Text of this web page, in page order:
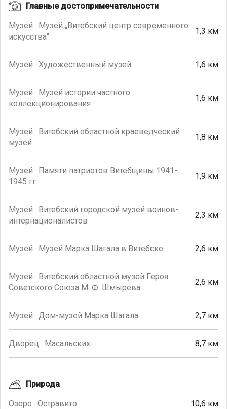
Главные достопримечательности
Музей · Музей „Витебский центр современного
искусства“
1,3 км
Музей · Художественный музей 1,6 км
Музей · Музей истории частного
коллекционирования
1,6 км
Музей · Витебский областной краеведческий
музей
1,8 км
Музей · Памяти патриотов Витебщины 1941-
1945 гг.
1,9 км
Музей · Витебский городской музей воинов-
интернационалистов
2,3 км
Музей · Музей Марка Шагала в Витебске 2,6 км
Музей · Витебский областной музей Героя
Советского Союза М. Ф. Шмырёва
2,6 км
Музей · Дом-музей Марка Шагала 2,7 км
Дворец · Масальских 8,7 км
Природа
Озеро · Остравито 10,6 км